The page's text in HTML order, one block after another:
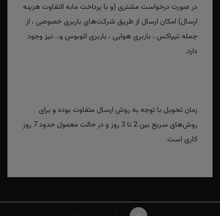
در صورت درخواست مشتری (و با پرداخت مابه التفاوت هزینه
ارسال) امکان ارسال از طریق شرکت‌های باربری خصوصی ، از
جمله تیپاکس ، باربری هوایی ، باربری اتوبوس و... نیز وجود
دارد.
زمان تحویل با توجه به روش ارسال متفاوت بوده و برای
روش‌های سریع بین 2 تا 3 روز و در حالت معمول حدود 7 روز
کاری است.